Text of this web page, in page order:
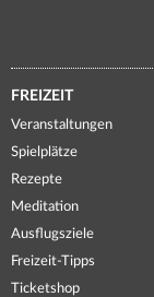
FREIZEIT
Veranstaltungen
Spielplätze
Rezepte
Meditation
Ausflugsziele
Freizeit-Tipps
Ticketshop